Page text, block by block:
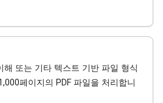
해 또는 기타 텍스트 기반 파일 형식
페이지의 PDF 파일을 처리합니